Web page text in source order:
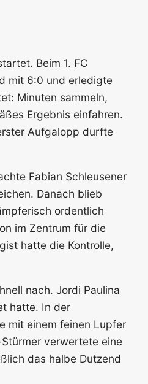
Beim 1. FC
mit 6:0 und erledigte
Minuten sammeln,
Ergebnis einfahren.
Aufgalopp durfte
Fabian Schleusener
Danach blieb
ordentlich
im Zentrum für die
hatte die Kontrolle,
nach. Jordi Paulina
hatte. In der
mit einem feinen Lupfer
verwertete eine
das halbe Dutzend